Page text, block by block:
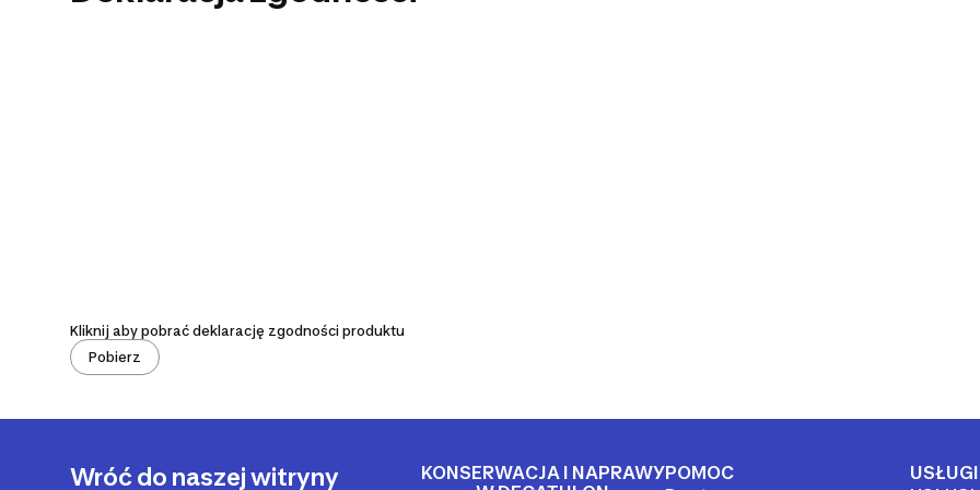
Kliknij aby pobrać deklarację zgodności produktu
Pobierz
Wróć do naszej witryny
KONSERWACJA I NAPRAWYPOMOC
USŁUGI